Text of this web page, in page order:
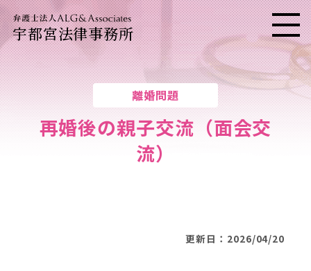
宇都宮法律事務所 メニ
離婚問題
再婚後の親子交流（面会交
流）
更新日：2026/04/20